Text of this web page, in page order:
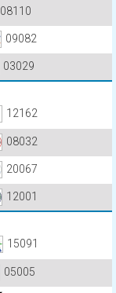
08110
09082
03029
12162
08032
20067
12001
15091
05005